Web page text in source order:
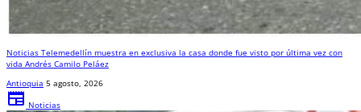
Noticias Telemedellín muestra en exclusiva la casa donde fue visto por última vez con
vida Andrés Camilo Peláez
Antioquia 5 agosto, 2026
newspaper Noticias